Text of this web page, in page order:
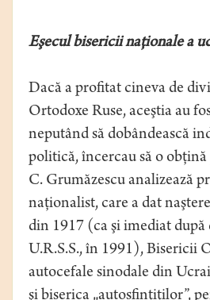
Eşecul bisericii naţionale a
Dacă a profitat cineva de
Ortodoxe Ruse, aceştia au
neputând să dobândească
politică, încercau să o obţină
C. Grumăzescu analizează
naţionalist, care a dat
din 1917 (ca şi imediat după
U.R.S.S., în 1991), Bisericii
autocefale sinodale din